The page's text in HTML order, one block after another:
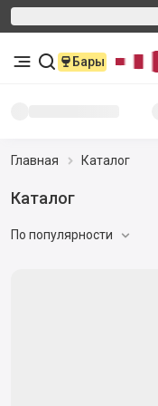
Бары
Главная Каталог
Каталог
По популярности